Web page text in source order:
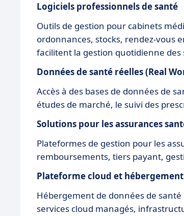
Logiciels professionnels de santé
Outils de gestion pour cabinets
ordonnances, stocks, rendez-vous
facilitent la gestion quotidienne
Données de santé réelles (Real
Accès à des bases de données de
études de marché, le suivi des
Solutions pour les assurances
Plateformes de gestion pour les
remboursements, tiers payant,
Plateforme cloud et
Hébergement de données de
services cloud managés,